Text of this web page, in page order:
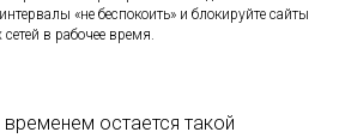
«не беспокоить» и блокируйте сайты
в рабочее время.
остается такой